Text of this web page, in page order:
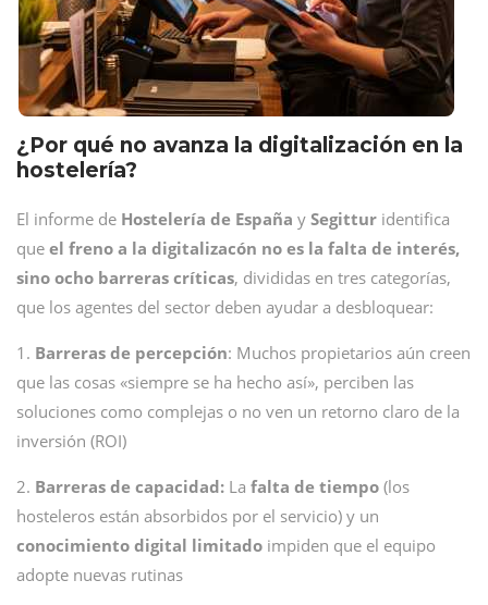
¿Por qué no avanza la digitalización en la
hostelería?
El informe de Hostelería de España y Segittur identifica
que el freno a la digitalizacón no es la falta de interés,
sino ocho barreras críticas, divididas en tres categorías,
que los agentes del sector deben ayudar a desbloquear:
1. Barreras de percepción: Muchos propietarios aún creen
que las cosas «siempre se ha hecho así», perciben las
soluciones como complejas o no ven un retorno claro de la
inversión (ROI)
2. Barreras de capacidad: La falta de tiempo (los
hosteleros están absorbidos por el servicio) y un
conocimiento digital limitado impiden que el equipo
adopte nuevas rutinas